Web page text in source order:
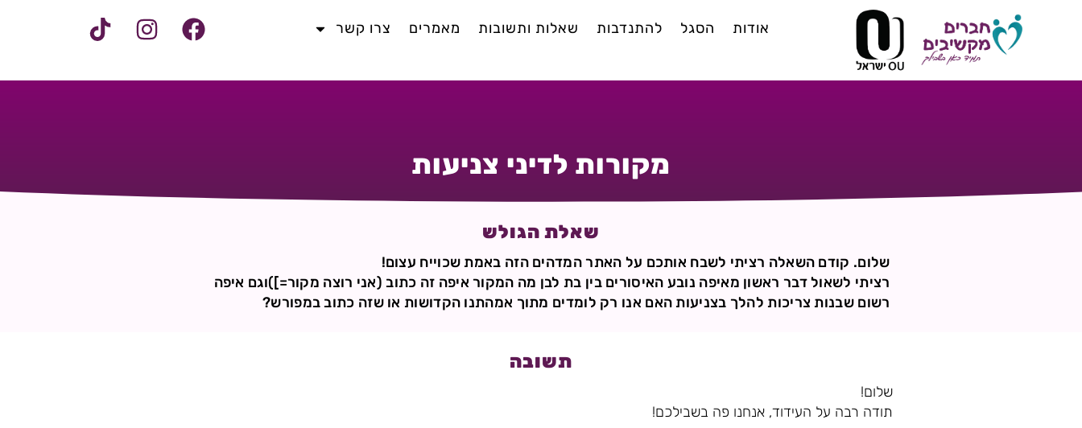
אודות הסגל להתנדבות שאלות ותשובות מאמרים צרו קשר
מקורות לדיני צניעות
שאלת הגולש
שלום. קודם השאלה רציתי לשבח אותכם על האתר המדהים הזה באמת שכוייח עצום!
רציתי לשאול דבר ראשון מאיפה נובע האיסורים בין בת לבן מה המקור איפה זה כתוב (אני רוצה מקור=])וגם איפה
רשום שבנות צריכות להלך בצניעות האם אנו רק לומדים מתוך אמהתנו הקדושות או שזה כתוב במפורש?
תשובה
שלום!
תודה רבה על העידוד, אנחנו פה בשבילכם!